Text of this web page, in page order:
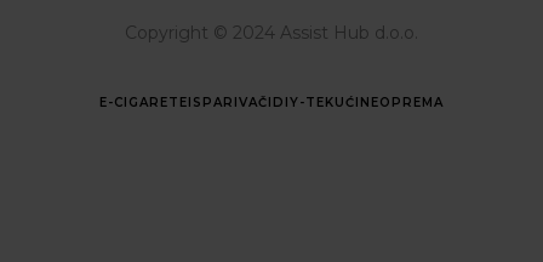
Copyright © 2024 Assist Hub d.o.o.
E-CIGARETEISPARIVAČI DIY-TEKUĆINEOPREMA